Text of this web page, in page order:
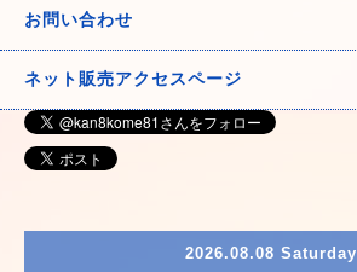
お問い合わせ
ネット販売アクセスページ
2026.08.08 Saturday